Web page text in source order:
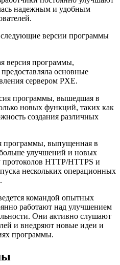
надежным и удобным
версии программы
версия программы,
основные
сервером PXE.
программы, вышедшая в
новых функций, таких как
создания различных
программы, выпущенная в
улучшений и новых
HTTP/HTTPS и
нескольких операционных
командой опытных
работают над улучшением
Они активно слушают
и внедряют новые идеи и
программы.